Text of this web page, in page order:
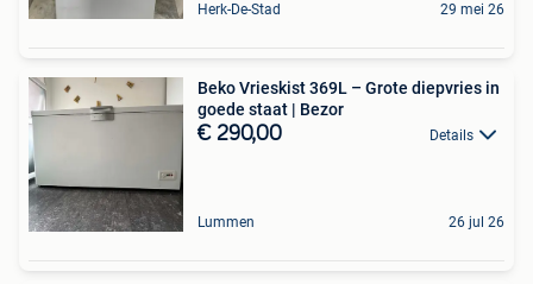
Herk-De-Stad 29 mei 26
Beko Vrieskist 369L – Grote diepvries in
goede staat | Bezor
€ 290,00 Details
Lummen 26 jul 26